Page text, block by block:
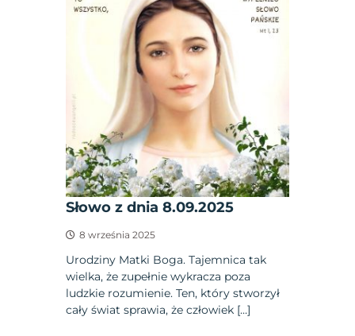
Słowo z dnia 8.09.2025
8 września 2025
Urodziny Matki Boga. Tajemnica tak
wielka, że zupełnie wykracza poza
ludzkie rozumienie. Ten, który stworzył
cały świat sprawia, że człowiek […]